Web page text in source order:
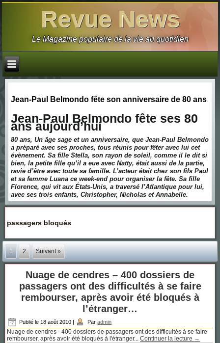
Revue News
Le Magazine populaire de la vie au quotidien
Jean-Paul Belmondo fête son anniversaire de 80 ans
Jean-Paul Belmondo fête ses 80
ans aujourd’hui
80 ans, Un âge sage et un anniversaire, que Jean-Paul Belmondo
a préparé avec ses proches, tous réunis pour fêter avec lui cet
évènement. Sa fille Stella, son rayon de soleil, comme il le dit si
bien, la petite fille qu’il a eue avec Natty, était aussi de la partie,
ravie d’être avec toute sa famille. L’acteur était chez son fils Paul
et sa femme Luana ce week-end pour organiser la fête. Sa fille
Florence, qui vit aux États-Unis, a traversé l’Atlantique pour lui,
avec ses trois enfants, Christopher, Nicholas et Annabelle.
passagers bloqués
1 2 Suivant »
Nuage de cendres – 400 dossiers de
passagers ont des difficultés à se faire
rembourser, après avoir été bloqués à
l’étranger…
Publié le 18 août 2010 Par admin
Nuage de cendres - 400 dossiers de passagers ont des difficultés à se faire
rembourser, après avoir été bloqués à l'étranger...Continuer la lecture →